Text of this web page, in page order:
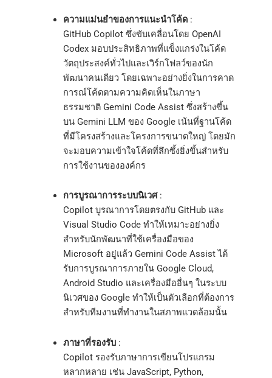
ความแม่นยำของการแนะนำโค้ด:
GitHub Copilot ซึ่งขับเคลื่อนโดย OpenAI
Codex มอบประสิทธิภาพที่แข็งแกร่งในโค้ด
วัตถุประสงค์ทั่วไปและเวิร์กโฟลว์ของนัก
พัฒนาคนเดียว โดยเฉพาะอย่างยิ่งในการคาด
การณ์โค้ดตามความคิดเห็นในภาษา
ธรรมชาติ Gemini Code Assist ซึ่งสร้างขึ้น
บน Gemini LLM ของ Google เน้นที่ฐานโค้ด
ที่มีโครงสร้างและโครงการขนาดใหญ่ โดยมัก
จะมอบความเข้าใจโค้ดที่ลึกซึ้งยิ่งขึ้นสำหรับ
การใช้งานขององค์กร
การบูรณาการระบบนิเวศ:
Copilot บูรณาการโดยตรงกับ GitHub และ
Visual Studio Code ทำให้เหมาะอย่างยิ่ง
สำหรับนักพัฒนาที่ใช้เครื่องมือของ
Microsoft อยู่แล้ว Gemini Code Assist ได้
รับการบูรณาการภายใน Google Cloud,
Android Studio และเครื่องมืออื่นๆ ในระบบ
นิเวศของ Google ทำให้เป็นตัวเลือกที่ต้องการ
สำหรับทีมงานที่ทำงานในสภาพแวดล้อมนั้น
ภาษาที่รองรับ:
Copilot รองรับภาษาการเขียนโปรแกรม
หลากหลาย เช่น JavaScript, Python,